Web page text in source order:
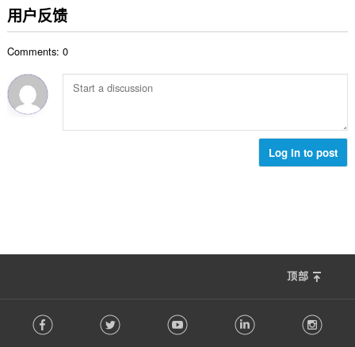
用户反馈
Comments: 0
Log in to post
顶部
o Facebook Twitter Youtube LinkedIn